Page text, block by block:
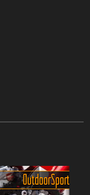
Outdoor Sport